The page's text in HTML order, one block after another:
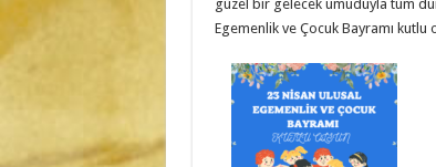
güzel bir gelecek umuduyla tüm
Egemenlik ve Çocuk Bayramı kutlu